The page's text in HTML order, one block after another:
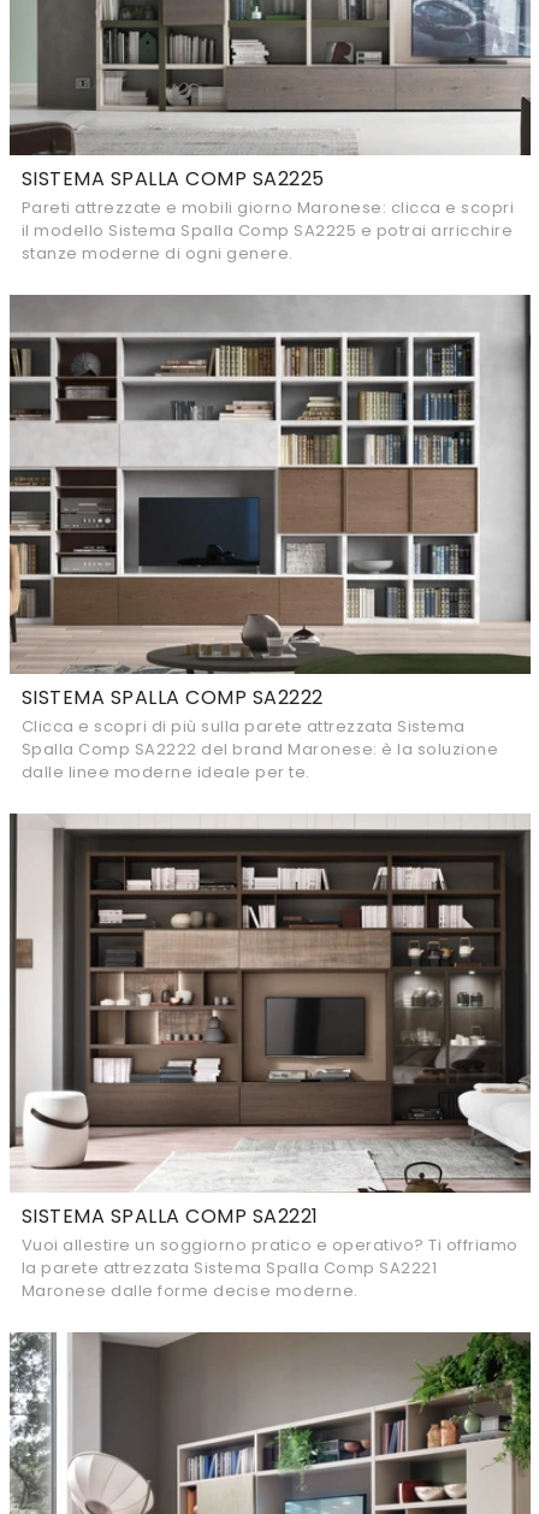
SISTEMA SPALLA COMP SA2225
Pareti attrezzate e mobili giorno Maronese: clicca e scopri
il modello Sistema Spalla Comp SA2225 e potrai arricchire
stanze moderne di ogni genere.
SISTEMA SPALLA COMP SA2222
Clicca e scopri di più sulla parete attrezzata Sistema
Spalla Comp SA2222 del brand Maronese: è la soluzione
dalle linee moderne ideale per te.
SISTEMA SPALLA COMP SA2221
Vuoi allestire un soggiorno pratico e operativo? Ti offriamo
la parete attrezzata Sistema Spalla Comp SA2221
Maronese dalle forme decise moderne.